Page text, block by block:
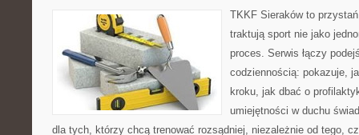
TKKF Sieraków to
traktują sport nie jako
proces. Serwis łączy
codziennością: pokazuje,
kroku, jak dbać o
umiejętności w duchu
dla tych, którzy chcą trenować rozsądniej, niezależnie od tego,